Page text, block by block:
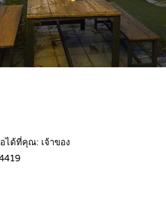
ได้ที่คุณ: เจ้าของ